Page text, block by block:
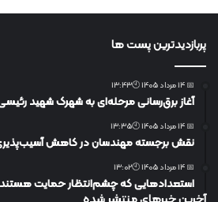
پربازدیدترین پست ها
📅 14 مرداد 1405 🕙13:43
آغاز برق‌رسانی مرحله‌ای به شهرک شهید
📅 14 مرداد 1405 🕙13:35
نقش برجسته مهندسان در کاهش
📅 14 مرداد 1405 🕙13:02
استعدادهایی که چشم‌انتظار حمایت هستند